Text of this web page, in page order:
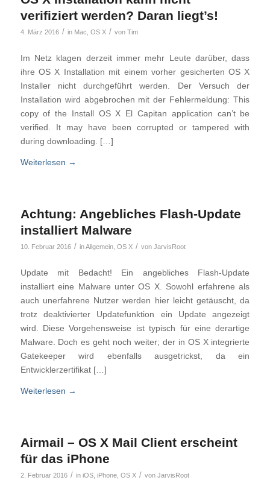
verifiziert werden? Daran liegt’s!
4. März 2016 / in Mac OS X / von Tim
Im Netz klagen derzeit immer mehr Leute darüber, dass
ihre OS X Installation mit einem vorher gesicherten OS X
Installer nicht durchgeführt werden. Der Versuch der
Installation wird abgebrochen mit der Fehlermeldung: This
copy of the Install OS X El Capitan application can’t be
verified. It may have been corrupted or tampered with
during downloading. […]
Weiterlesen →
Achtung: Angebliches Flash-Update
installiert Malware
10. Februar 2016 / inAllgemein, OS X / von JarvisRoot
Update mit Bedacht! Ein angebliches Flash-Update
installiert eine Malware unter OS X. Sowohl erfahrene als
auch unerfahrene Nutzer werden hier leicht getäuscht, da
trotz deaktivierter Updatefunktion ein Update angezeigt
wird. Diese Vorgehensweise ist typisch für eine derartige
Malware. Doch es geht noch weiter; der in OS X integrierte
Gatekeeper wird ebenfalls ausgetrickst, da ein
Entwicklerzertifikat […]
Weiterlesen →
Airmail – OS X Mail Client erscheint
für das iPhone
2. Februar 2016 / in iOS, iPhone, OS X / von JarvisRoot